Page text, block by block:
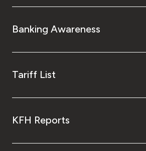
Banking Awareness
Tariff List
KFH Reports